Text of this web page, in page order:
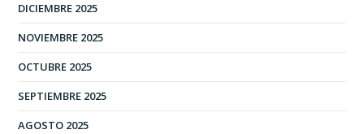
DICIEMBRE 2025
NOVIEMBRE 2025
OCTUBRE 2025
SEPTIEMBRE 2025
AGOSTO 2025